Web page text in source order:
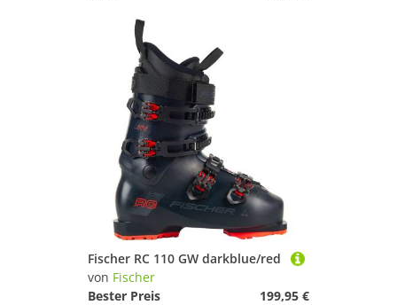
Fischer RC 110 GW darkblue/red
von Fischer
Bester Preis
199,95 €